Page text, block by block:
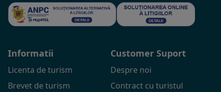
Informatii
Licenta de turism
Brevet de turism
Customer Suport
Despre noi
Contract cu turistul